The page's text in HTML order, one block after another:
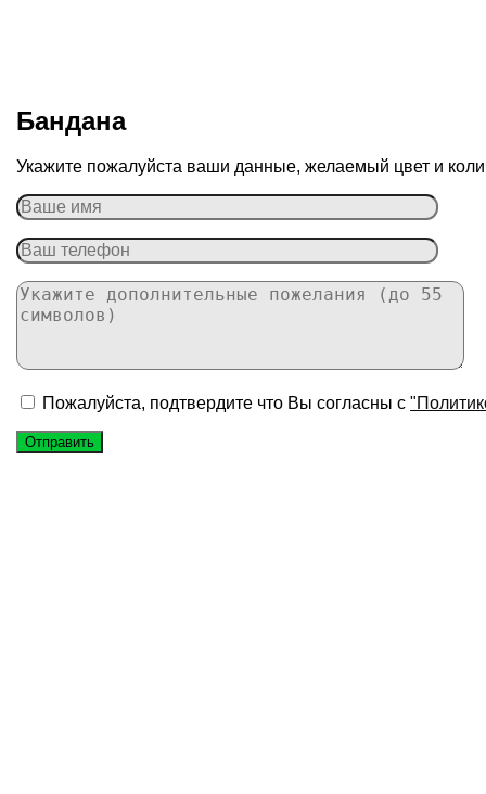
Бандана
Укажите пожалуйста ваши данные, желаемый цвет и
Пожалуйста, подтвердите что Вы согласны с